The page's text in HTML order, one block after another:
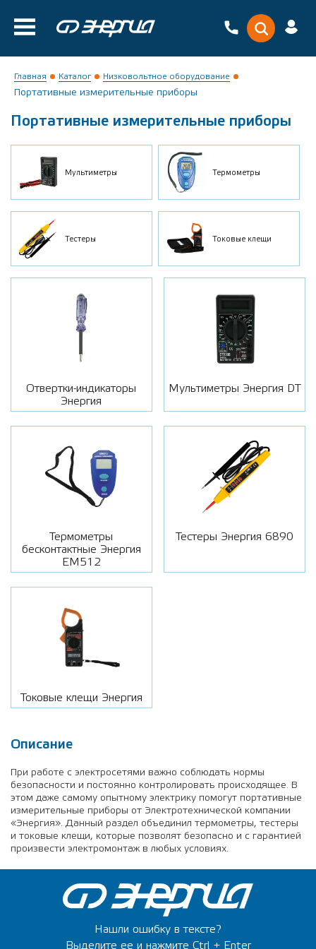
Главная Каталог Низковольтное оборудование
Портативные измерительные приборы
Портативные измерительные приборы
Мультиметры Термометры
Тестеры Токовые клещи
Отвертки-индикаторы
Энергия
Мультиметры Энергия DT
Термометры
бесконтактные Энергия
EM512
Тестеры Энергия 6890
Токовые клещи Энергия
Описание
При работе с электросетями важно соблюдать нормы
безопасности и постоянно контролировать происходящее. В
этом даже самому опытному электрику помогут портативные
измерительные приборы от Электротехнической компании
«Энергия». Данный раздел объединил термометры, тестеры
и токовые клещи, которые позволят безопасно и с гарантией
произвести электромонтаж в любых условиях.
Нашли ошибку в тексте?
Выделите ее и нажмите Ctrl + Enter